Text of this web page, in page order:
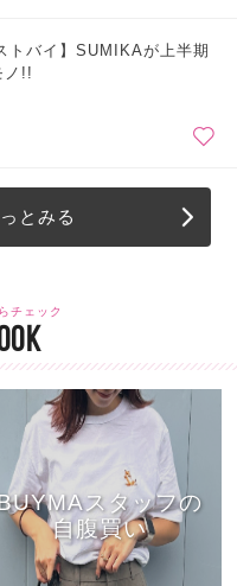
トバイ】SUMIKAが上半期
ノ!!
とみる
チェック
スタッフの
自腹買い